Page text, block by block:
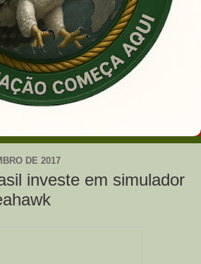
DE 2017
investe em simulador